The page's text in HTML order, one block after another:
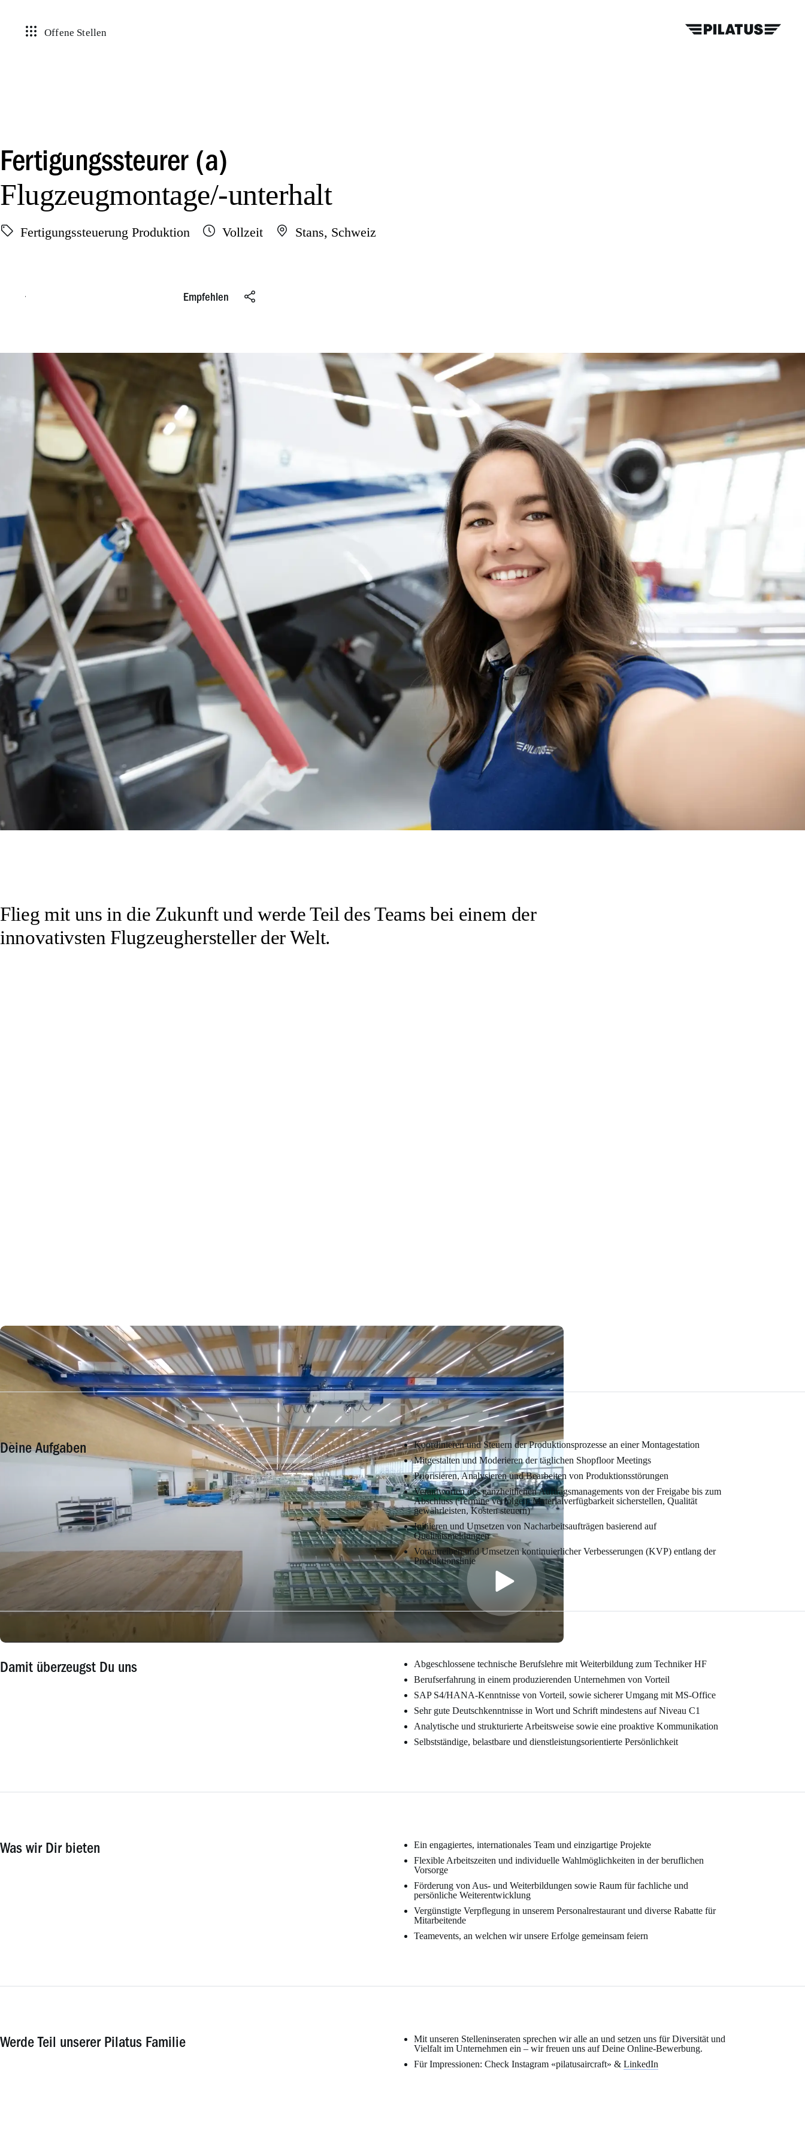
Offene Stellen
Fertigungssteurer (a)
Flugzeugmontage/-unterhalt
Fertigungssteuerung Produktion Vollzeit Stans, Schweiz
Online bewerben Empfehlen
Flieg mit uns in die Zukunft und werde Teil des Teams bei einem der
innovativsten Flugzeughersteller der Welt.
Deine Aufgaben
Koordinieren und Steuern der Produktionsprozesse an einer Montagestation
Mitgestalten und Moderieren der täglichen Shopfloor Meetings
Priorisieren, Analysieren und Bearbeiten von Produktionsstörungen
Verantworten des ganzheitlichen Auftragsmanagements von der Freigabe bis zum
Abschluss (Termine verfolgen, Materialverfügbarkeit sicherstellen, Qualität
gewährleisten, Kosten steuern)
Initiieren und Umsetzen von Nacharbeitsaufträgen basierend auf
Qualitätsmeldungen
Vorantreiben und Umsetzen kontinuierlicher Verbesserungen (KVP) entlang der
Produktionslinie
Damit überzeugst Du uns
Abgeschlossene technische Berufslehre mit Weiterbildung zum Techniker HF
Berufserfahrung in einem produzierenden Unternehmen von Vorteil
SAP S4/HANA-Kenntnisse von Vorteil, sowie sicherer Umgang mit MS-Office
Sehr gute Deutschkenntnisse in Wort und Schrift mindestens auf Niveau C1
Analytische und strukturierte Arbeitsweise sowie eine proaktive Kommunikation
Selbstständige, belastbare und dienstleistungsorientierte Persönlichkeit
Was wir Dir bieten
Ein engagiertes, internationales Team und einzigartige Projekte
Flexible Arbeitszeiten und individuelle Wahlmöglichkeiten in der beruflichen
Vorsorge
Förderung von Aus- und Weiterbildungen sowie Raum für fachliche und
persönliche Weiterentwicklung
Vergünstigte Verpflegung in unserem Personalrestaurant und diverse Rabatte für
Mitarbeitende
Teamevents, an welchen wir unsere Erfolge gemeinsam feiern
Werde Teil unserer Pilatus Familie
Mit unseren Stelleninseraten sprechen wir alle an und setzen uns für Diversität und
Vielfalt im Unternehmen ein – wir freuen uns auf Deine Online-Bewerbung.
Für Impressionen: Check Instagram «pilatusaircraft» & LinkedIn